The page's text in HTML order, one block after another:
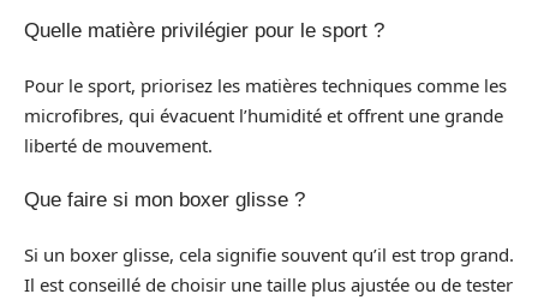
Quelle matière privilégier pour le sport ?
Pour le sport, priorisez les matières techniques comme les
microfibres, qui évacuent l’humidité et offrent une grande
liberté de mouvement.
Que faire si mon boxer glisse ?
Si un boxer glisse, cela signifie souvent qu’il est trop grand.
Il est conseillé de choisir une taille plus ajustée ou de tester